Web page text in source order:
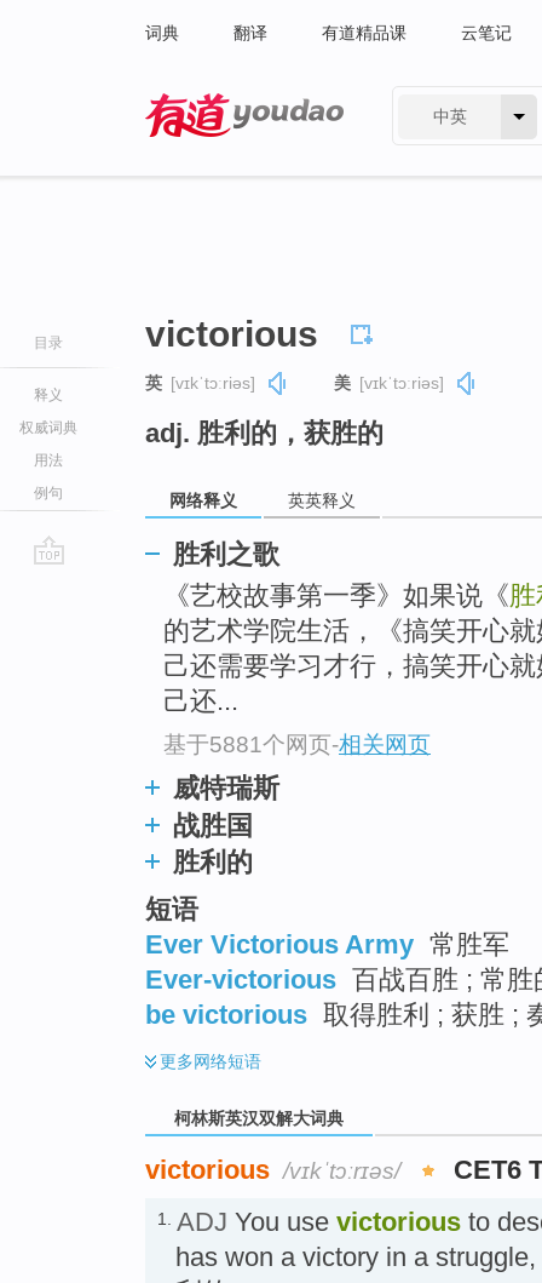
词典 翻译 有道精品课 云笔记
中英
目录
释义
权威词典
用法
例句
victorious
英 [vɪkˈtɔːriəs] 美 [vɪkˈtɔːriəs]
adj. 胜利的，获胜的
网络释义 英英释义
胜利之歌
《艺校故事第一季》如果说《
的艺术学院生活，《搞笑开心
己还需要学习才行，搞笑开心
己还...
基于5881个网页-相关网页
威特瑞斯
战胜国
胜利的
短语
Ever Victorious Army 常胜军
Ever-victorious 百战百胜 ; 常
be victorious 取得胜利 ; 获胜 ;
更多网络短语
柯林斯英汉双解大词典
victorious /vɪkˈtɔːrɪəs/ CET6
1. ADJ You use victorious to
has won a victory in a